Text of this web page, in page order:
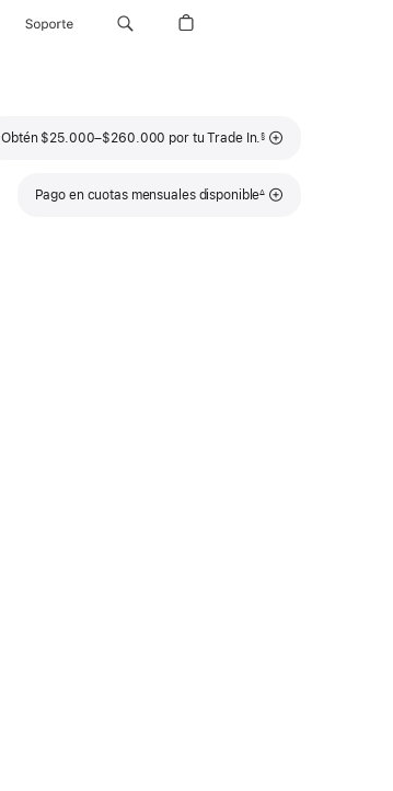
Soporte
Obtén $25.000–$260.000 por tu Trade In.
Nota
a§
Pago en cuotas mensuales disponible
Nota
a∆